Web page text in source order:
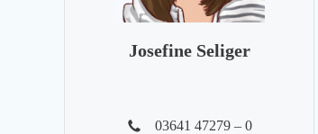
Josefine Seliger
03641 47279 – 0